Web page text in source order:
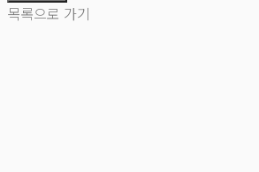
목록으로 가기